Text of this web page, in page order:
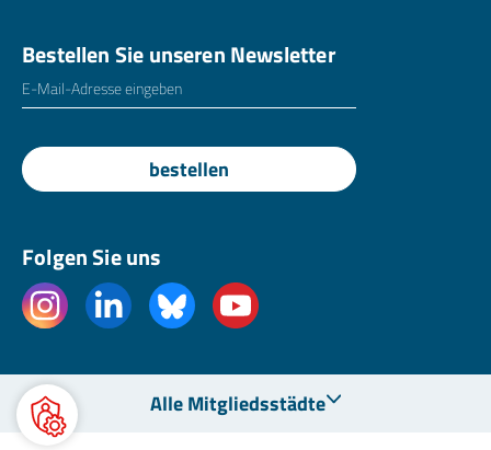
Bestellen Sie unseren Newsletter
E-Mailadresse
bestellen
Folgen Sie uns
Alle Mitgliedsstädte